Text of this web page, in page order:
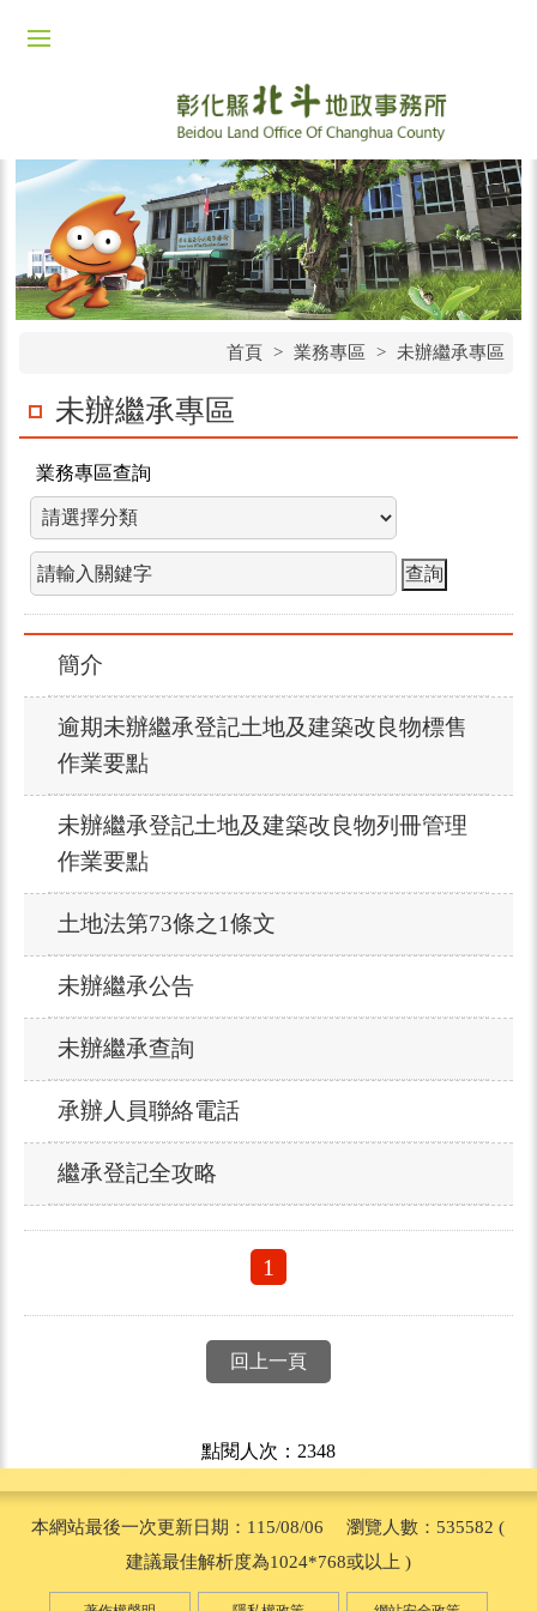
首頁 > 業務專區 > 未辦繼承專區
未辦繼承專區
業務專區查詢
簡介
逾期未辦繼承登記土地及建築改良物標售
作業要點
未辦繼承登記土地及建築改良物列冊管理
作業要點
土地法第73條之1條文
未辦繼承公告
未辦繼承查詢
承辦人員聯絡電話
繼承登記全攻略
1
回上一頁
點閱人次：2348
本網站最後一次更新日期：115/08/06 瀏覽人數：535582 (
建議最佳解析度為1024*768或以上 )